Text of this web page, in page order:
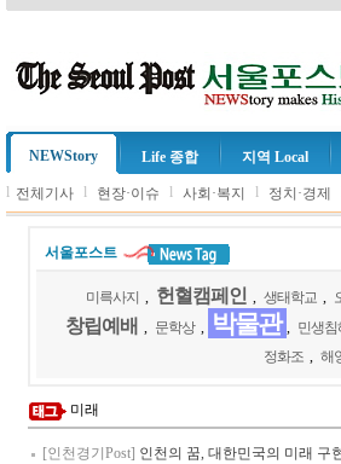
NEWStory Life 종합 지역 Local
l 전체기사 l 현장·이슈 l 사회·복지 l 정치·경제
서울포스트
미륵사지 헌혈캠페인 생태학교
창립예배 문학상 박물관 민생
정화조
해
미래
[인천경기Post] 인천의 꿈, 대한민국의 미래 구